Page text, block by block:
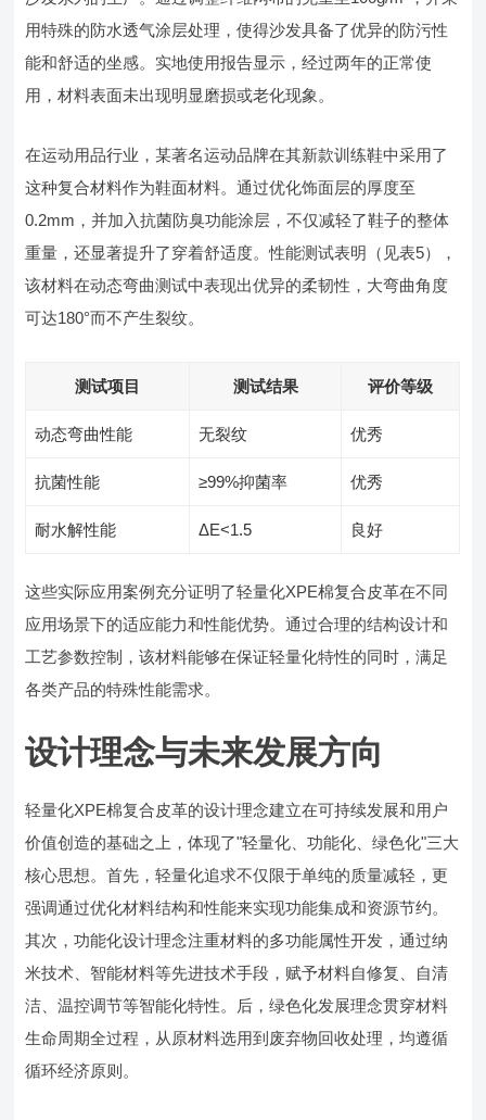
用特殊的防水透气涂层处理，使得沙发具备了优异的防污性
能和舒适的坐感。实地使用报告显示，经过两年的正常使
用，材料表面未出现明显磨损或老化现象。
在运动用品行业，某著名运动品牌在其新款训练鞋中采用了
这种复合材料作为鞋面材料。通过优化饰面层的厚度至
0.2mm，并加入抗菌防臭功能涂层，不仅减轻了鞋子的整体
重量，还显著提升了穿着舒适度。性能测试表明（见表5），
该材料在动态弯曲测试中表现出优异的柔韧性，大弯曲角度
可达180°而不产生裂纹。
测试项目 测试结果 评价等级
动态弯曲性能 无裂纹 优秀
抗菌性能 ≥99%抑菌率 优秀
耐水解性能 ΔE<1.5 良好
这些实际应用案例充分证明了轻量化XPE棉复合皮革在不同
应用场景下的适应能力和性能优势。通过合理的结构设计和
工艺参数控制，该材料能够在保证轻量化特性的同时，满足
各类产品的特殊性能需求。
设计理念与未来发展方向
轻量化XPE棉复合皮革的设计理念建立在可持续发展和用户
价值创造的基础之上，体现了"轻量化、功能化、绿色化"三大
核心思想。首先，轻量化追求不仅限于单纯的质量减轻，更
强调通过优化材料结构和性能来实现功能集成和资源节约。
其次，功能化设计理念注重材料的多功能属性开发，通过纳
米技术、智能材料等先进技术手段，赋予材料自修复、自清
洁、温控调节等智能化特性。后，绿色化发展理念贯穿材料
生命周期全过程，从原材料选用到废弃物回收处理，均遵循
循环经济原则。